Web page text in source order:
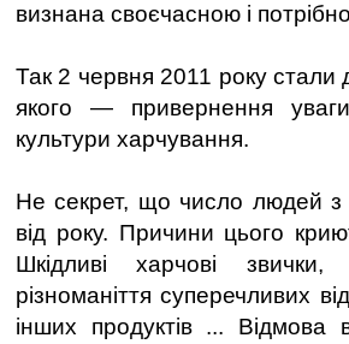
визнана своєчасною і
Так 2 червня 2011 року
якого — привернення
культури харчування.
Не секрет, що число людей з
від року. Причини цього
Шкідливі харчові звички,
різноманіття суперечливих
інших продуктів ... Відмова